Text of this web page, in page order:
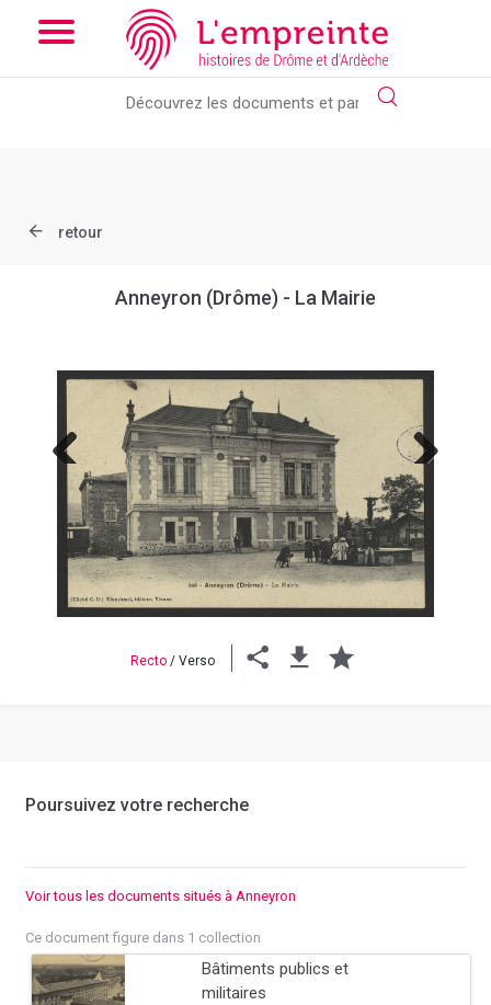
Array ( [slug] => document [ref] => B263626101_CP138 )
the new slick-theme.css if you want the default styling
retour
Anneyron (Drôme) - La Mairie
Previous Next
Recto / Verso
Poursuivez votre recherche
Voir tous les documents situés à Anneyron
Ce document figure dans 1 collection
Bâtiments publics et
militaires